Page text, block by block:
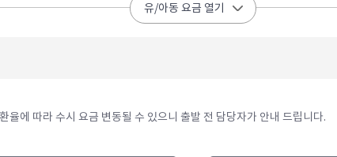
유/아동 요금 열기
에 따라 수시 요금 변동될 수 있으니 출발 전 담당자가 안내 드립니다.